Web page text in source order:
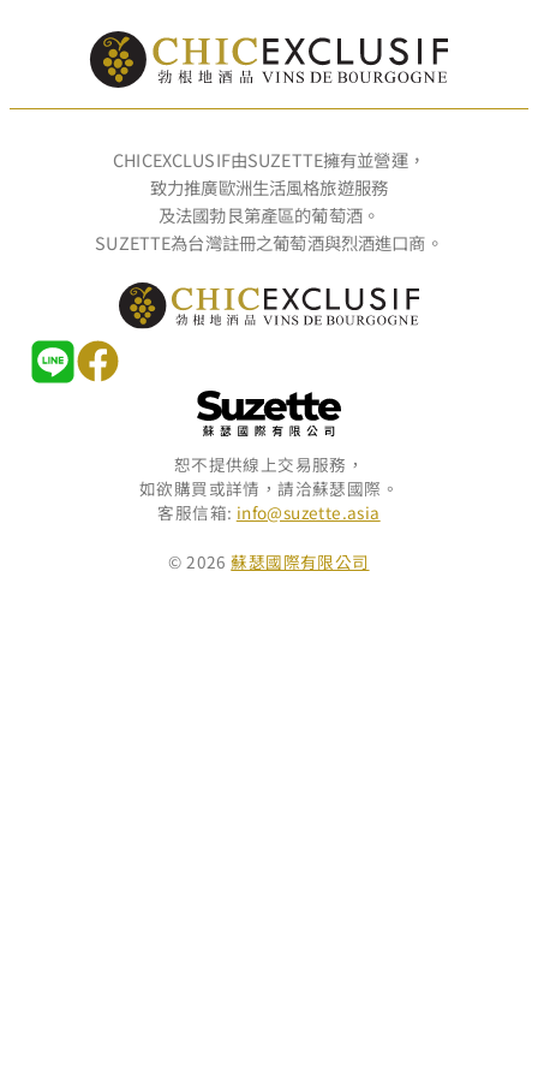
CHICEXCLUSIF由SUZETTE擁有並營運，
致力推廣歐洲生活風格旅遊服務
及法國勃艮第產區的葡萄酒。
SUZETTE為台灣註冊之葡萄酒與烈酒進口商。
恕不提供線上交易服務，
如欲購買或詳情，請洽蘇瑟國際。
客服信箱: info@suzette.asia
© 2026蘇瑟國際有限公司